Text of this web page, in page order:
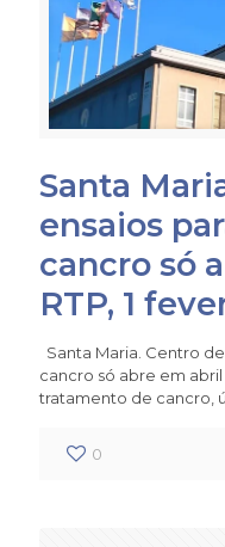
Santa
ensaios
cancro só
RTP, 1
Santa Maria. Centro
cancro só abre em
tratamento de cancro,
0